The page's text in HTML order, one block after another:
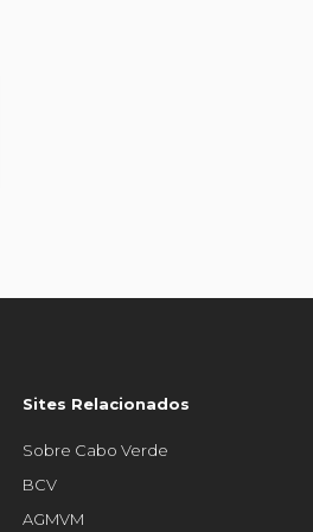
Sites Relacionados
Sobre Cabo Verde
BCV
AGMVM